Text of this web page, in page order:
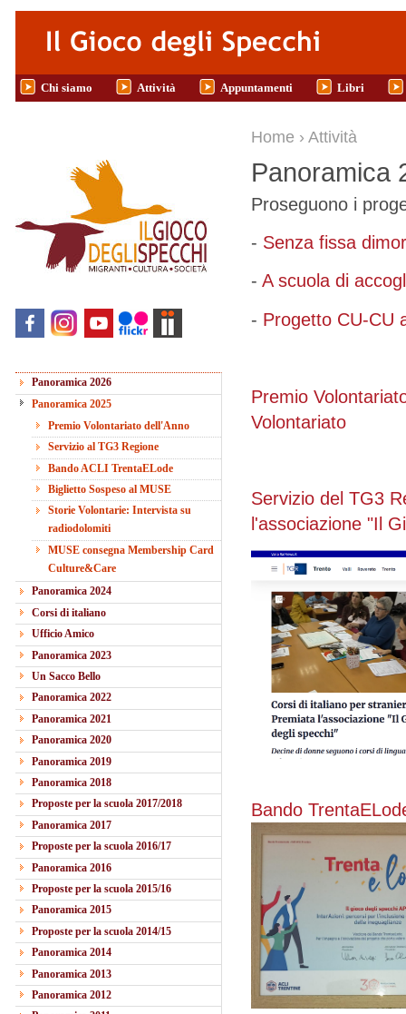
Salta al contenuto principale
Chi siamo Attività Appuntamenti Libri
Panoramica 2026
Panoramica 2025
Premio Volontariato dell'Anno
Servizio al TG3 Regione
Bando ACLI TrentaELode
Biglietto Sospeso al MUSE
Storie Volontarie: Intervista su
radiodolomiti
MUSE consegna Membership Card
Culture&Care
Panoramica 2024
Corsi di italiano
Ufficio Amico
Panoramica 2023
Un Sacco Bello
Panoramica 2022
Panoramica 2021
Panoramica 2020
Panoramica 2019
Panoramica 2018
Proposte per la scuola 2017/2018
Panoramica 2017
Proposte per la scuola 2016/17
Panoramica 2016
Proposte per la scuola 2015/16
Panoramica 2015
Proposte per la scuola 2014/15
Panoramica 2014
Panoramica 2013
Panoramica 2012
Tu sei qui
Home › Attività
Panoramica
Proseguono i
- Senza fissa
- A scuola di
- Progetto CU-CU
Premio
Volontariato
Servizio del TG3
l'associazione "Il
Bando